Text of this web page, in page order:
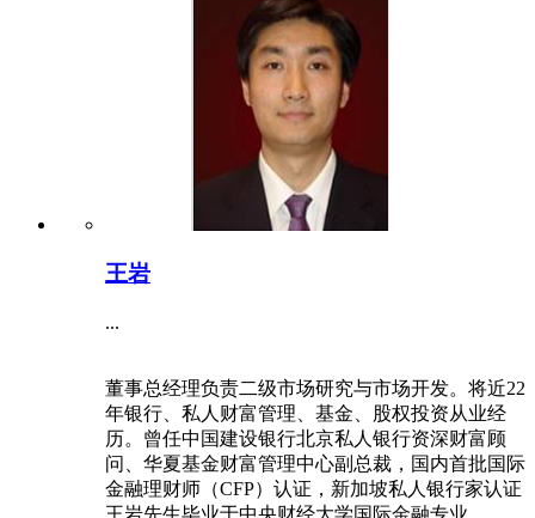
王岩
...
董事总经理负责二级市场研究与市场开发。将近22
年银行、私人财富管理、基金、股权投资从业经
历。曾任中国建设银行北京私人银行资深财富顾
问、华夏基金财富管理中心副总裁，国内首批国际
金融理财师（CFP）认证，新加坡私人银行家认证
王岩先生毕业于中央财经大学国际金融专业